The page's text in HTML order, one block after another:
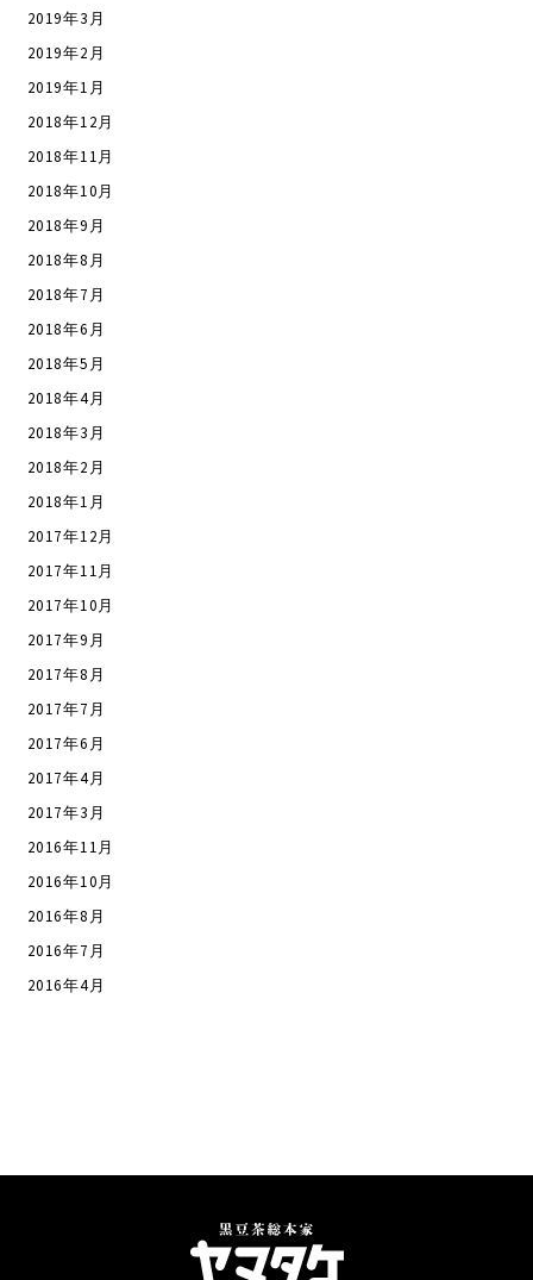
2019年3月
2019年2月
2019年1月
2018年12月
2018年11月
2018年10月
2018年9月
2018年8月
2018年7月
2018年6月
2018年5月
2018年4月
2018年3月
2018年2月
2018年1月
2017年12月
2017年11月
2017年10月
2017年9月
2017年8月
2017年7月
2017年6月
2017年4月
2017年3月
2016年11月
2016年10月
2016年8月
2016年7月
2016年4月